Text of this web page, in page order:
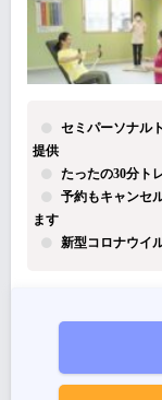
セミパーソナル
提供
たったの30分ト
予約もキャンセ
ます
新型コロナウイ